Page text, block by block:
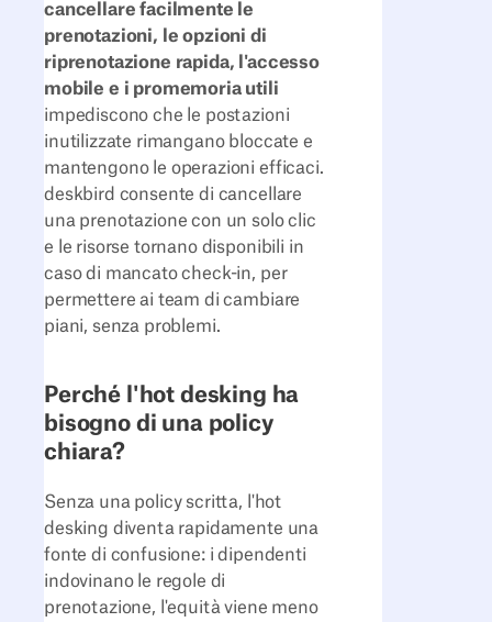
cancellare facilmente le
prenotazioni, le opzioni di
riprenotazione rapida, l'accesso
mobile e i promemoria utili
impediscono che le postazioni
inutilizzate rimangano bloccate e
mantengono le operazioni efficaci.
deskbird consente di cancellare
una prenotazione con un solo clic
e le risorse tornano disponibili in
caso di mancato check-in, per
permettere ai team di cambiare
piani, senza problemi.
Perché l'hot desking ha
bisogno di una policy
chiara?
Senza una policy scritta, l'hot
desking diventa rapidamente una
fonte di confusione: i dipendenti
indovinano le regole di
prenotazione, l'equità viene meno